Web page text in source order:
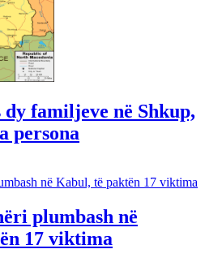
dy familjeve në Shkup,
persona
plumbash në
17 viktima